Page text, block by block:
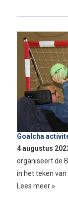
Goalcha
4 augustus
organiseert de
in het teken van
Lees meer »